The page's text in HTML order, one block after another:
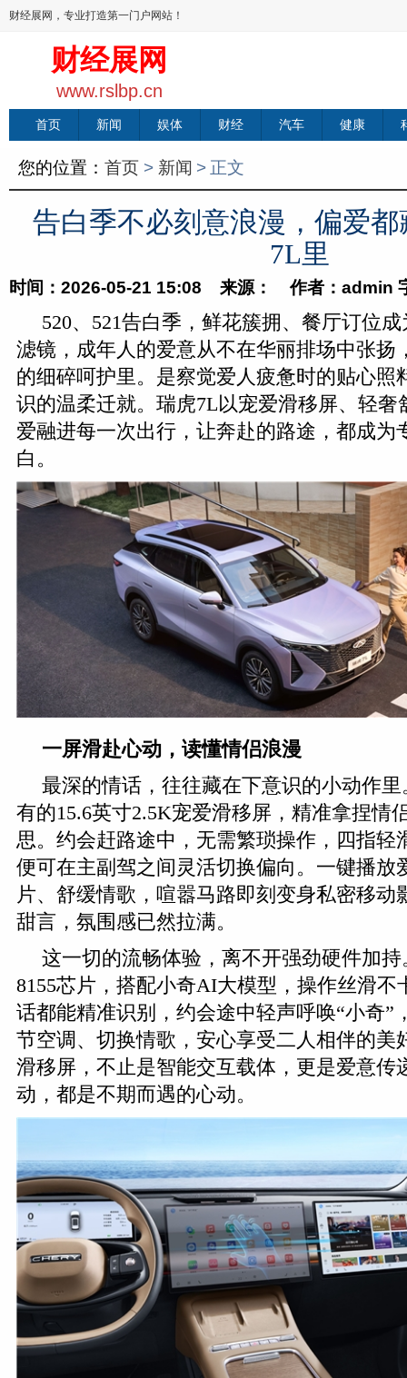
财经展网，专业打造第一门户网站！
财经展网
www.rslbp.cn
首页 新闻 娱体 财经 汽车 健康
您的位置： 首页 > 新闻 > 正文
告白季不必刻意浪漫，偏爱
7L里
时间：2026-05-21 15:08 来源： 作者：admin
520、521告白季，鲜花簇拥、餐厅订位
滤镜，成年人的爱意从不在华丽排场中张扬
的细碎呵护里。是察觉爱人疲惫时的贴心照
识的温柔迁就。瑞虎7L以宠爱滑移屏、轻奢
爱融进每一次出行，让奔赴的路途，都成为
白。
一屏滑赴心动，读懂情侣浪漫
最深的情话，往往藏在下意识的小动作
有的15.6英寸2.5K宠爱滑移屏，精准拿捏情
思。约会赶路途中，无需繁琐操作，四指轻
便可在主副驾之间灵活切换偏向。一键播放
片、舒缓情歌，喧嚣马路即刻变身私密移动
甜言，氛围感已然拉满。
这一切的流畅体验，离不开强劲硬件加
8155芯片，搭配小奇AI大模型，操作丝滑不
话都能精准识别，约会途中轻声呼唤“小奇”
节空调、切换情歌，安心享受二人相伴的美
滑移屏，不止是智能交互载体，更是爱意传
动，都是不期而遇的心动。